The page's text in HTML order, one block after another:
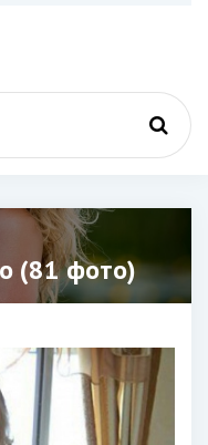
(81 фото)